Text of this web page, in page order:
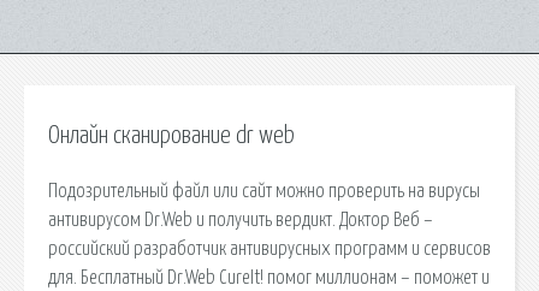
Онлайн сканирование dr web
Подозрительный файл или сайт можно проверить на вирусы
антивирусом Dr.Web и получить вердикт. Доктор Веб –
российский разработчик антивирусных программ и сервисов
для. Бесплатный Dr.Web CureIt! помог миллионам – поможет и